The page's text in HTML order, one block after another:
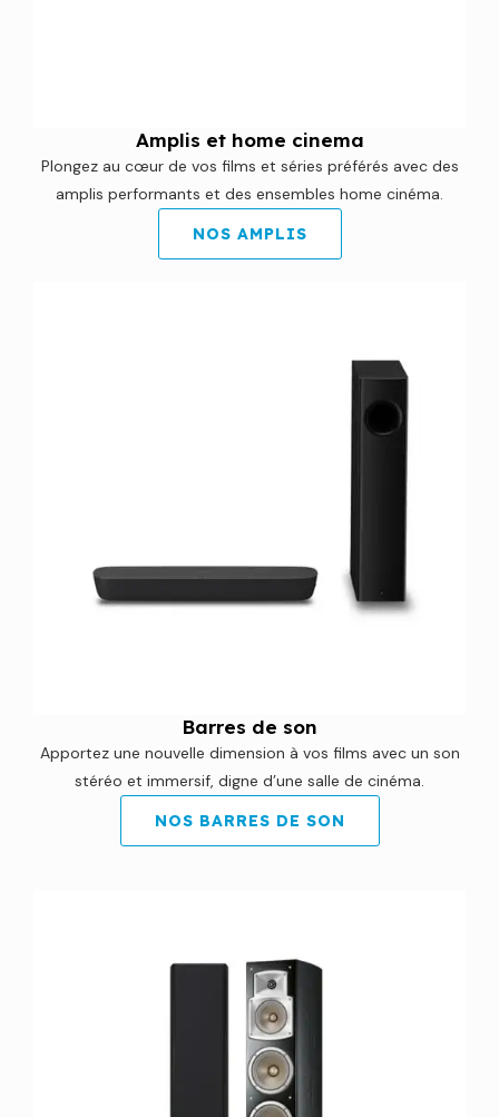
Amplis et home cinema
Plongez au cœur de vos films et séries préférés avec des
amplis performants et des ensembles home cinéma.
NOS AMPLIS
Barres de son
Apportez une nouvelle dimension à vos films avec un son
stéréo et immersif, digne d’une salle de cinéma.
NOS BARRES DE SON